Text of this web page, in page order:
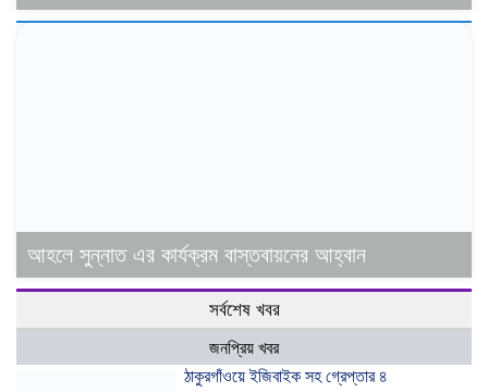
আহলে সুন্নাত এর কার্যক্রম বাস্তবায়নের আহ্বান
সর্বশেষ খবর
জনপ্রিয় খবর
ঠাকুরগাঁওয়ে ইজিবাইক সহ গ্রেপ্তার ৪